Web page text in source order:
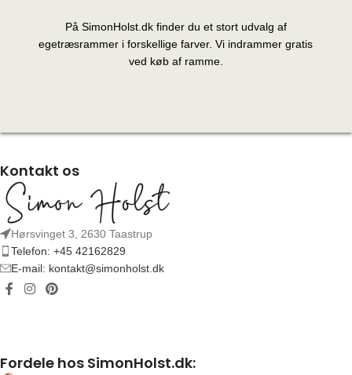
På SimonHolst.dk finder du et stort udvalg af
egetræsrammer i forskellige farver. Vi indrammer gratis
ved køb af ramme.
Kontakt os
Hørsvinget 3, 2630 Taastrup
Telefon: +45 42162829
E-mail: kontakt@simonholst.dk
Fordele hos SimonHolst.dk: